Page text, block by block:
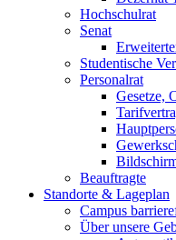
Hochschulrat
Senat
Studentische
Personalrat
Gesetze,
Beauftragte
Standorte & Lageplan
Campus
Über unsere